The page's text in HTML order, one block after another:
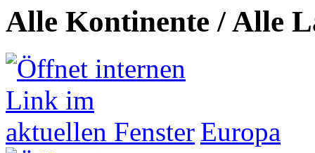
Alle Kontinente / Alle
Europa